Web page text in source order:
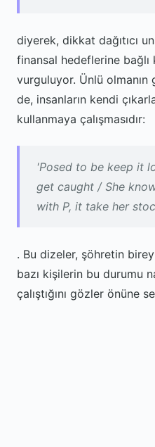
diyerek, dikkat dağıtıcı
finansal hedeflerine bağlı
vurguluyor. Ünlü
de, insanların kendi
kullanmaya çalışmasıdır:
'Posed to be keep it
get caught / She
with P, it take her
. Bu dizeler, şöhretin
bazı kişilerin bu durumu
çalıştığını gözler önüne